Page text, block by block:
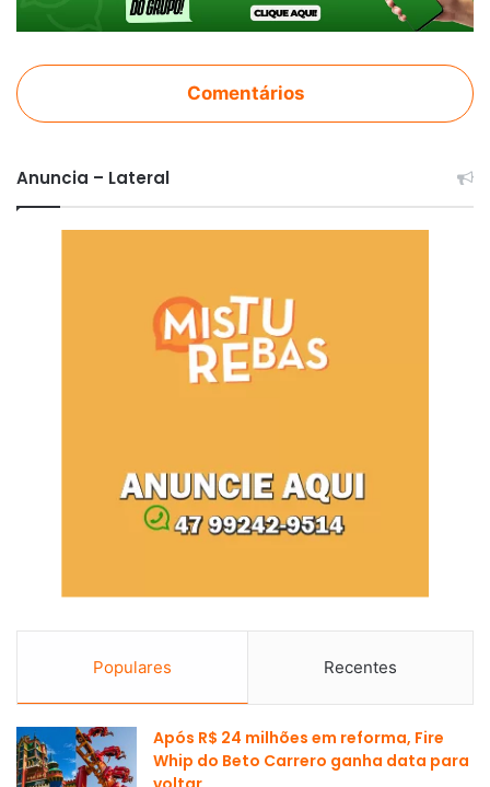
Comentários
Anuncia – Lateral
Populares Recentes
Após R$ 24 milhões em reforma, Fire
Whip do Beto Carrero ganha data para